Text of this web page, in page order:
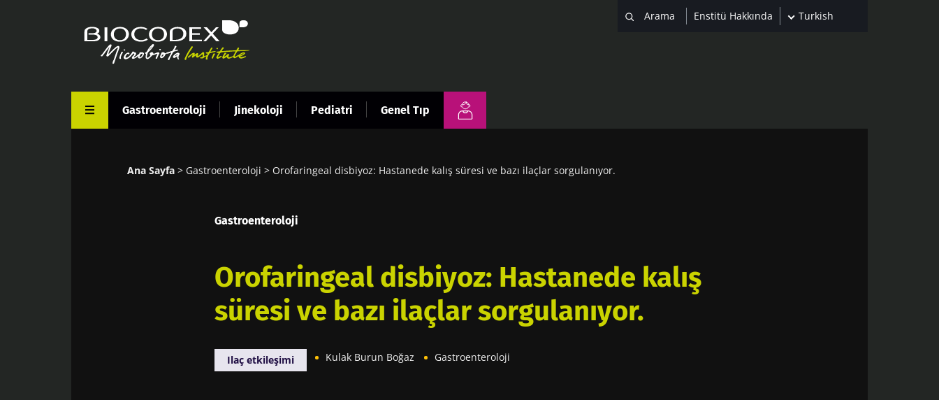
Enstitü Hakkında Turkish
Gastroenteroloji Jinekoloji Pediatri Genel Tıp
Ana Sayfa Gastroenteroloji Orofaringeal disbiyoz: Hastanede kalış süresi ve bazı ilaçlar sorgulanıyor.
Gastroenteroloji
Orofaringeal disbiyoz: Hastanede kalış
süresi ve bazı ilaçlar sorgulanıyor.
Ilaç etkileşimi Kulak Burun Boğaz Gastroenteroloji